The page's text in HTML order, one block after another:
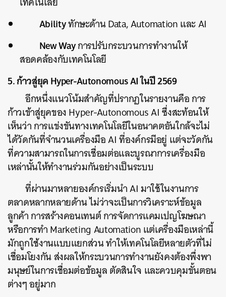
Abilityทักษะด้าน Data, Automation และ AI
New Wayการปรับกระบวนการทำงานให้
สอดคล้องกับเทคโนโลยี
5. ก้าวสู่ยุค Hyper-Autonomous AI ในปี 2569
อีกหนึ่งแนวโน้มสำคัญที่ปรากฏในรายงานคือ การ
ก้าวเข้าสู่ยุคของ Hyper-Autonomous AI ซึ่งสะท้อนให้
เห็นว่า การแข่งขันทางเทคโนโลยีในอนาคตอันใกล้จะไม่
ได้วัดกันที่จำนวนเครื่องมือ AI ที่องค์กรมีอยู่ แต่จะวัดกัน
ที่ความสามารถในการเชื่อมต่อและบูรณาการเครื่องมือ
เหล่านั้นให้ทำงานร่วมกันอย่างเป็นระบบ
ที่ผ่านมาหลายองค์กรเริ่มนำ AI มาใช้ในงานการ
ตลาดหลากหลายด้าน ไม่ว่าจะเป็นการวิเคราะห์ข้อมูล
ลูกค้า การสร้างคอนเทนต์ การจัดการแคมเปญโฆษณา
หรือการทำ Marketing Automation แต่เครื่องมือเหล่านี้
มักถูกใช้งานแบบแยกส่วน ทำให้เทคโนโลยีหลายตัวที่ไม่
เชื่อมโยงกัน ส่งผลให้กระบวนการทำงานยังคงต้องพึ่งพา
มนุษย์ในการเชื่อมต่อข้อมูล ตัดสินใจ และควบคุมขั้นตอน
ต่างๆ อยู่มาก